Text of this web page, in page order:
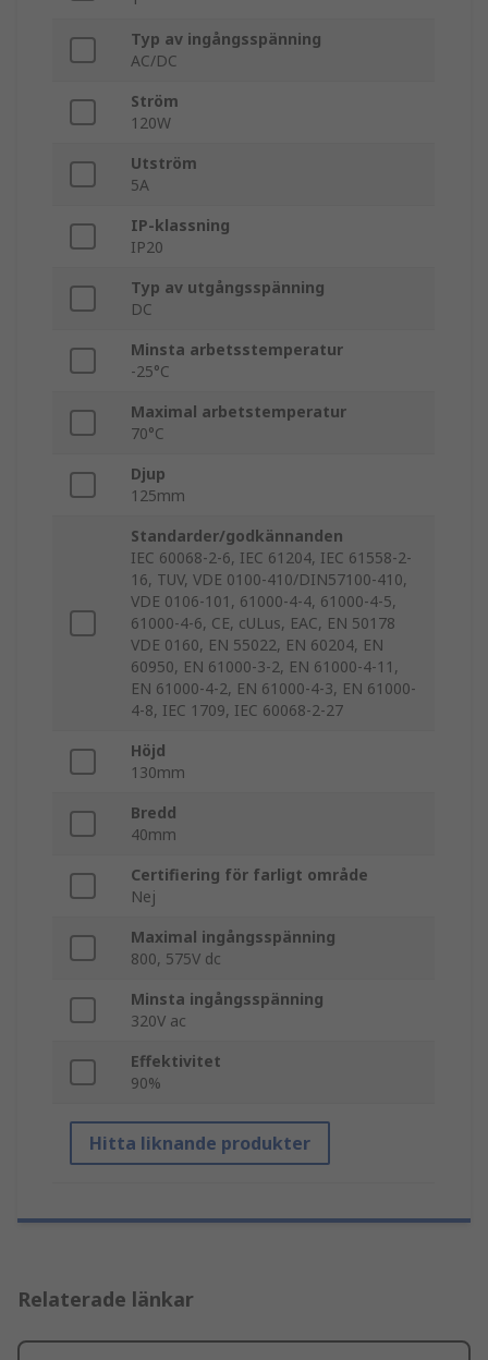
Typ av ingångsspänning
AC/DC
Ström
120W
Utström
5A
IP-klassning
IP20
Typ av utgångsspänning
DC
Minsta arbetsstemperatur
-25°C
Maximal arbetstemperatur
70°C
Djup
125mm
Standarder/godkännanden
IEC 60068-2-6, IEC 61204, IEC 61558-2-
16, TUV, VDE 0100-410/DIN57100-410,
VDE 0106-101, 61000-4-4, 61000-4-5,
61000-4-6, CE, cULus, EAC, EN 50178
VDE 0160, EN 55022, EN 60204, EN
60950, EN 61000-3-2, EN 61000-4-11,
EN 61000-4-2, EN 61000-4-3, EN 61000-
4-8, IEC 1709, IEC 60068-2-27
Höjd
130mm
Bredd
40mm
Certifiering för farligt område
Nej
Maximal ingångsspänning
800, 575V dc
Minsta ingångsspänning
320V ac
Effektivitet
90%
Hitta liknande produkter
Relaterade länkar